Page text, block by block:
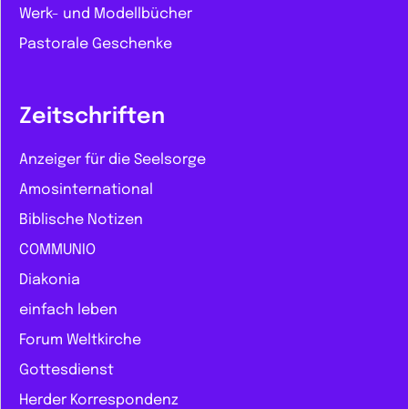
Werk- und Modellbücher
Pastorale Geschenke
Zeitschriften
Anzeiger für die Seelsorge
Amosinternational
Biblische Notizen
COMMUNIO
Diakonia
einfach leben
Forum Weltkirche
Gottesdienst
Herder Korrespondenz